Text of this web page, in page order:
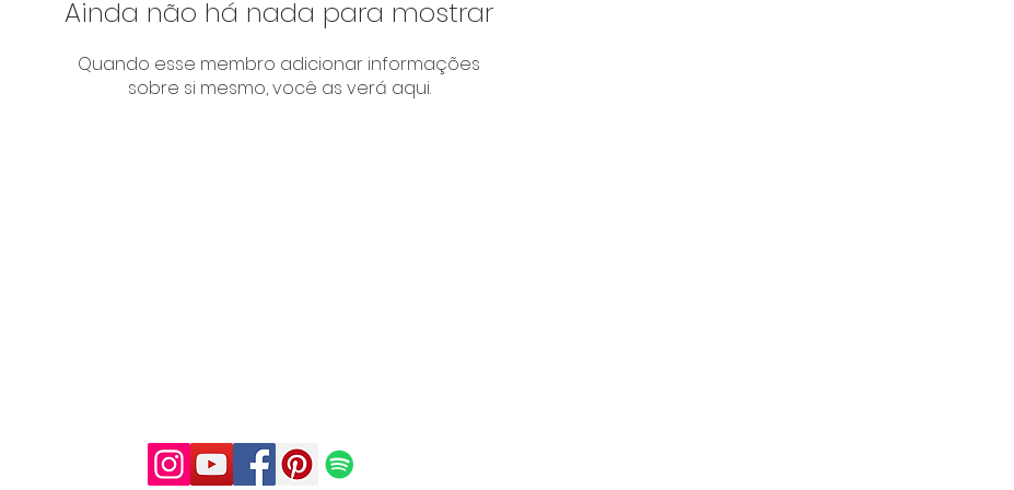
Ainda não há nada para mostrar
Quando esse membro adicionar informações
sobre si mesmo, você as verá aqui.